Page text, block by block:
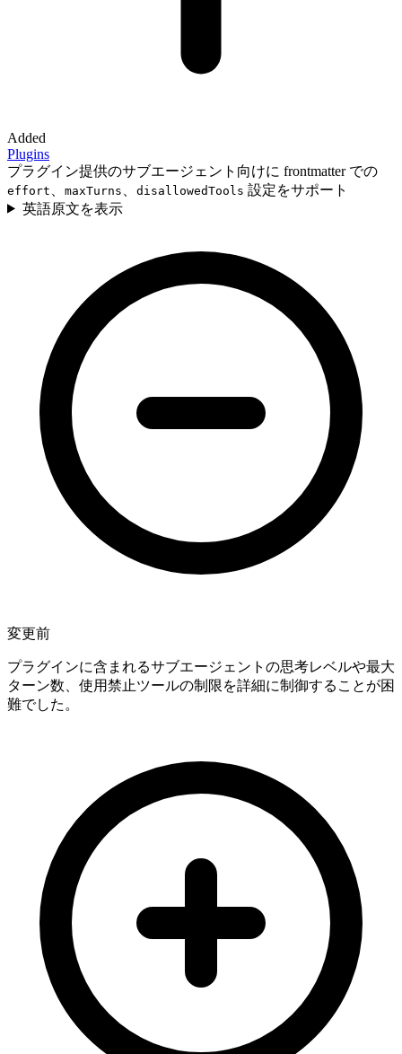
Added
Plugins
プラグイン提供のサブエージェント向けに frontmatter での
effort maxTurns disallowedTools 設定をサポート
英語原文を表示
変更前
プラグインに含まれるサブエージェントの思考レベルや最大
ターン数、使用禁止ツールの制限を詳細に制御することが困
難でした。